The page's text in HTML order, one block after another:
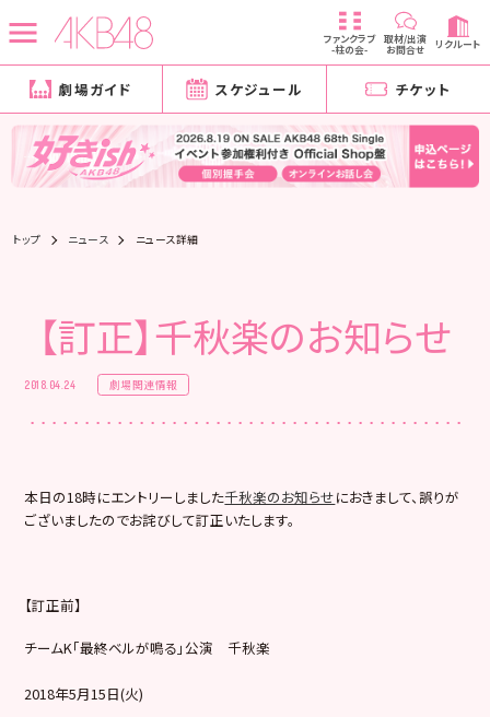
ファンクラブ
-柱の会-
取材/出演
お問合せ リクルート
劇場ガイド スケジュール チケット
トップ ニュース ニュース詳細
【訂正】千秋楽のお知らせ
2018.04.24 劇場関連情報
本日の18時にエントリーしました千秋楽のお知らせにおきまして、誤りが
ございましたのでお詫びして訂正いたします。
【訂正前】
チームK「最終ベルが鳴る」公演 千秋楽
2018年5月15日(火)